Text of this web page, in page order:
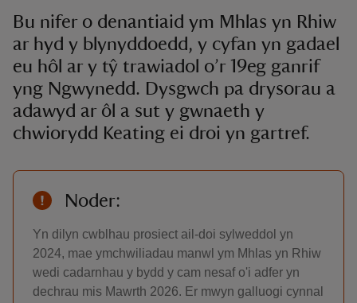
Bu nifer o denantiaid ym Mhlas yn Rhiw
ar hyd y blynyddoedd, y cyfan yn gadael
eu hôl ar y tŷ trawiadol o’r 19eg ganrif
yng Ngwynedd. Dysgwch pa drysorau a
adawyd ar ôl a sut y gwnaeth y
chwiorydd Keating ei droi yn gartref.
Noder:
Yn dilyn cwblhau prosiect ail-doi sylweddol yn
2024, mae ymchwiliadau manwl ym Mhlas yn Rhiw
wedi cadarnhau y bydd y cam nesaf o'i adfer yn
dechrau mis Mawrth 2026. Er mwyn galluogi cynnal